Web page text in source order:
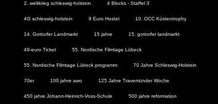
2. weltkrieg schleswig-holstein 4 Blocks - Staffel 3
4G schleswig-holstein 9 Euro Hostel 10. OCC Küstentrophy
14. Gottorfer Landmarkt 15 jahre 15. gottorfer landmarkt
49-euro Ticket 55. Nordische Filmtage Lübeck
55. Nordische Filmtage Lübeck programm 70 Jahre Schleswig-Holstein
70er 100 jahre awo 125 Jahre Travemünder Woche
450 jahre Johann-Heinrich-Voss-Schule 500 jahre reformation